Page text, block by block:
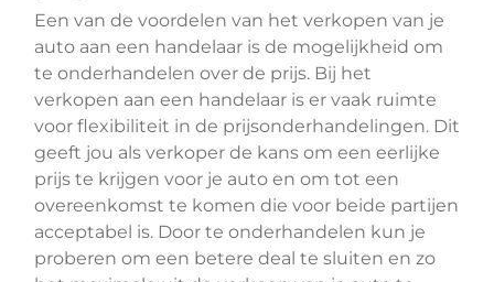
Een van de voordelen van het verkopen van je
auto aan een handelaar is de mogelijkheid om
te onderhandelen over de prijs. Bij het
verkopen aan een handelaar is er vaak ruimte
voor flexibiliteit in de prijsonderhandelingen. Dit
geeft jou als verkoper de kans om een eerlijke
prijs te krijgen voor je auto en om tot een
overeenkomst te komen die voor beide partijen
acceptabel is. Door te onderhandelen kun je
proberen om een betere deal te sluiten en zo